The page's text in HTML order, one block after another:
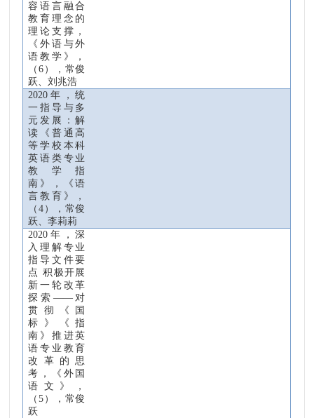
容语言融合
教育理念的
理论支撑，
《外语与外
语教学》，
（6 ），常俊
跃、刘兆浩
2020 年，统
一指导与多
元发展：解
读《普通高
等学校本科
英语类专业
教学指
南》，《语
言教育》，
（4 ），常俊
跃、李莉莉
2020 年，深
入理解专业
指导文件要
点 积极开展
新一轮改革
探索——对
贯彻《国
标》《指
南》推进英
语专业教育
改革的思
考，《外国
语文》，
（5 ），常俊
跃